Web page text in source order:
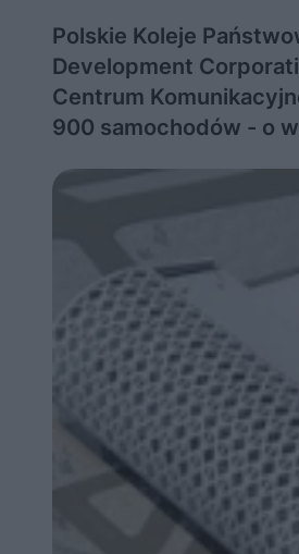
Polskie Koleje
Development
Centrum
900 samochodów - o